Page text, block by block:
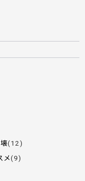
(12)
メ(9)